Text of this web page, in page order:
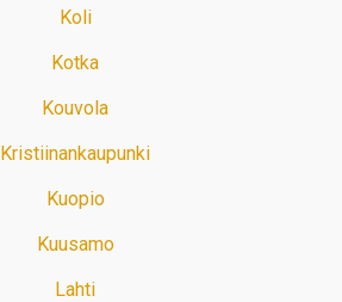
Koli
Kotka
Kouvola
Kristiinankaupunki
Kuopio
Kuusamo
Lahti